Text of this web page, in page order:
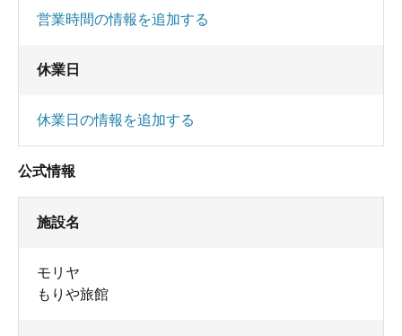
営業時間の情報を追加する
休業日
休業日の情報を追加する
公式情報
施設名
モリヤ
もりや旅館